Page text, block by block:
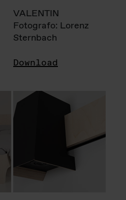
VALENTIN
Fotografo: Lorenz
Sternbach
Download